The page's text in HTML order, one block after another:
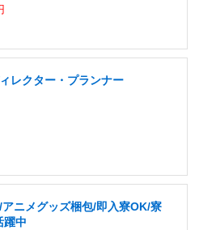
レクター・プランナー
アニメグッズ梱包/即入寮OK/寮
躍中